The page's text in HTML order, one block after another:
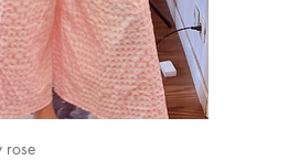
rose